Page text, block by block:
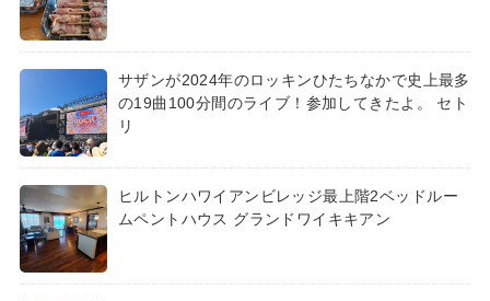
サザンが2024年のロッキンひたちなかで史上最多
の19曲100分間のライブ！参加してきたよ。 セト
リ
ヒルトンハワイアンビレッジ最上階2ベッドルー
ムペントハウス グランドワイキキアン